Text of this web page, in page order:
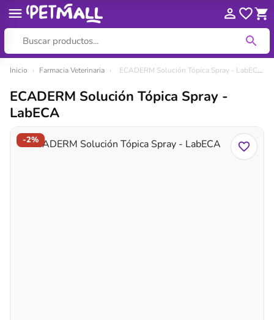
contenido
Inicio › Farmacia Veterinaria › ECADERM Solución Tópica Spray - LabECA
-2%
ECADERM Solución Tópica Spray -
LabECA